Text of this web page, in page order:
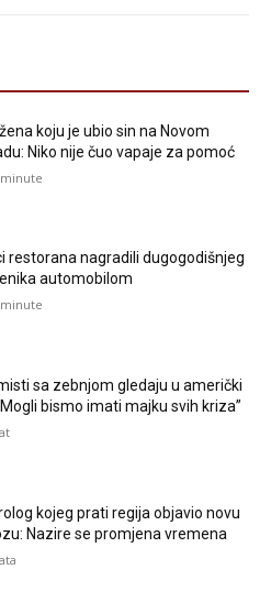
koju je ubio sin na Novom
Niko nije čuo vapaje za pomoć
restorana nagradili dugogodišnjeg
automobilom
sa zebnjom gledaju u američki
bismo imati majku svih kriza”
kojeg prati regija objavio novu
Nazire se promjena vremena